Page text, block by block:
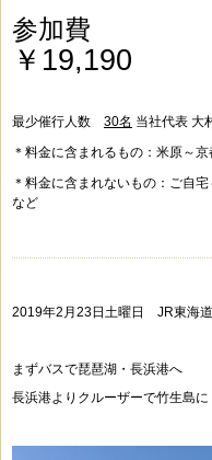
参加費
￥19,190
最少催行人数 30名 当社代表 大
＊料金に含まれるもの：米原～
＊料金に含まれないもの：ご自
など
2019年2月23日土曜日 JR東海
まずバスで琵琶湖・長浜港へ
長浜港よりクルーザーで竹生島に